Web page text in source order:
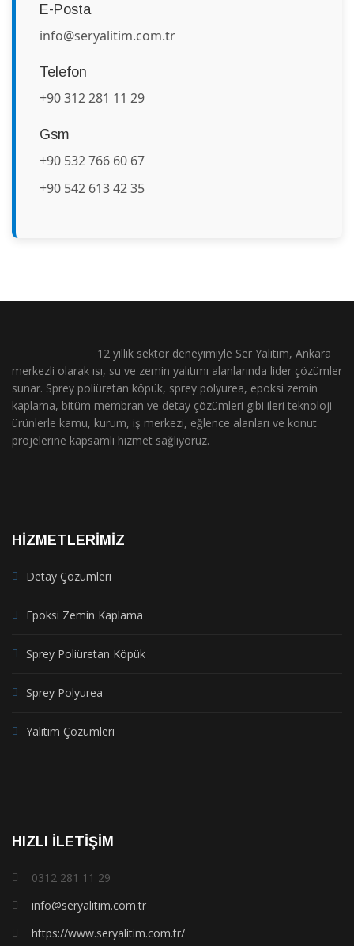
E-Posta
info@seryalitim.com.tr
Telefon
+90 312 281 11 29
Gsm
+90 532 766 60 67
+90 542 613 42 35
12 yıllık sektör deneyimiyle Ser Yalıtım, Ankara
merkezli olarak ısı, su ve zemin yalıtımı alanlarında lider çözümler
sunar. Sprey poliüretan köpük, sprey polyurea, epoksi zemin
kaplama, bitüm membran ve detay çözümleri gibi ileri teknoloji
ürünlerle kamu, kurum, iş merkezi, eğlence alanları ve konut
projelerine kapsamlı hizmet sağlıyoruz.
HİZMETLERİMİZ
Detay Çözümleri
Epoksi Zemin Kaplama
Sprey Poliüretan Köpük
Sprey Polyurea
Yalıtım Çözümleri
HIZLI İLETIŞIM
0312 281 11 29
info@seryalitim.com.tr
https://www.seryalitim.com.tr/